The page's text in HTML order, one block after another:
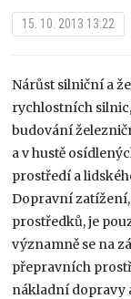
15. 10. 2013 13:22
Nárůst silniční a
rychlostních
budování
a v hustě
prostředí a
Dopravní
prostředků, je
významně se na
přepravních
nákladní dopravy